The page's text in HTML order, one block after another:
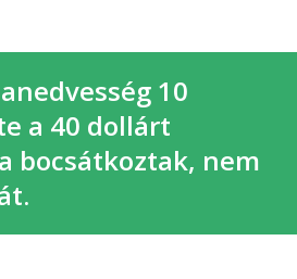
10
a 40 dollárt
bocsátkoztak, nem